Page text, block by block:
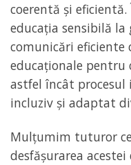
coerentă și
educația sensibilă
comunicări
educaționale pentru
astfel încât
incluziv și adaptat
Mulțumim tuturor
desfășurarea